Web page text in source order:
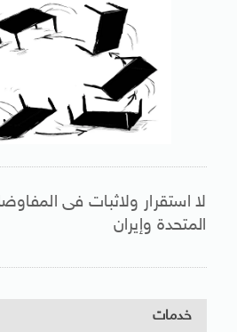
لا استقرار ولاثبات فى
المتحدة وإيران
خدمات